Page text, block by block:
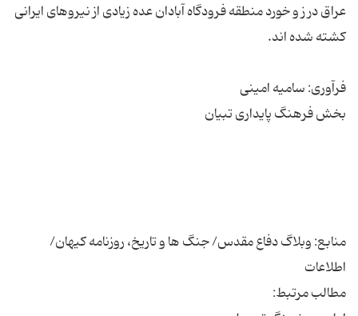
عراق در ز و خورد منطقه فرودگاه آبادان عده زیادی از نیروهای ایرانی
منابع: وبلاگ دفاع مقدس/ جنگ ها و تاریخ، روزنامه کیهان/